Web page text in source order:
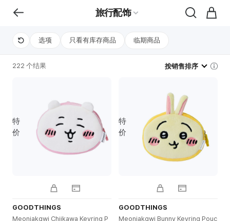
旅行配饰
选项 只看有库存商品 临期商品
222 个结果 按销售排序
特
价
GOODTHINGS
Meonjakgwi Chiikawa Keyring P
特
价
GOODTHINGS
Meonjakgwi Bunny Keyring Pouc